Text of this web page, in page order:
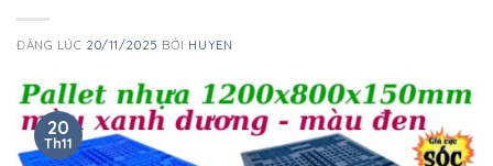
ĐĂNG LÚC 20/11/2025 BỞI HUYEN
20
Th11